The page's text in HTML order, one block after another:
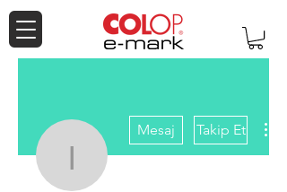
info1336941
Mesaj Takip Et